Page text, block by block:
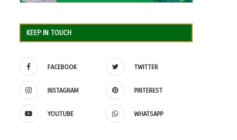
KEEP IN TOUCH
FACEBOOK TWITTER
INSTAGRAM PINTEREST
YOUTUBE WHATSAPP